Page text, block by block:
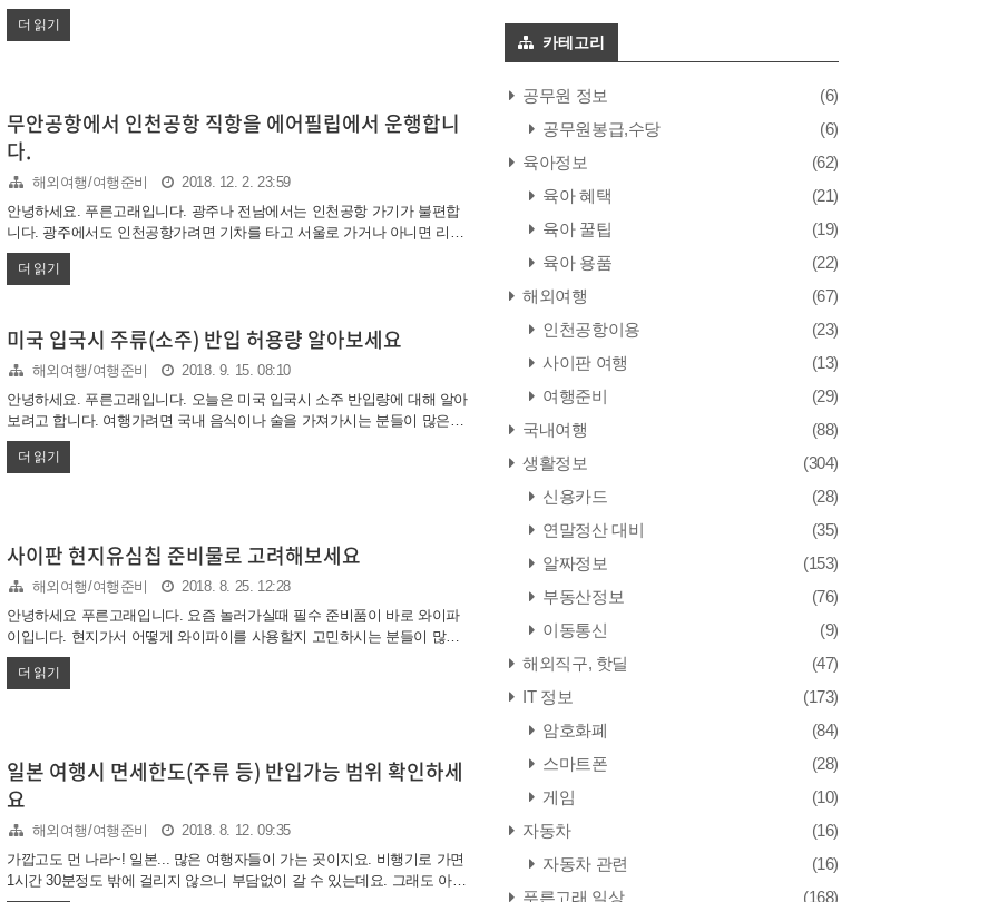
나라도 들어올때 가져올수 있는 물건과 수량이 정해져 있는데요. 외국도 마
찬가지 입니다. 그러니 어디가느냐에 따라 확실한 기준을 알고 가시는게 좋
외로 술을 가져갈수 있는 한도가 작네요. 술은 현지에서 사 드시는게 좋겠
습니다. ○ 담배 : 200개피 이하(1보루 이하) 가능, 전자담배 소지가능 ○ 술
또는 와인 : 2병이하 가능(2병을 더한 것이 1리터를 넘..
더 읽기
무안공항에서 인천공항 직항을 에어필립에서 운행합니
다.
해외여행/여행준비
2018. 12. 2. 23:59
안녕하세요. 푸른고래입니다. 광주나 전남에서는 인천공항 가기가 불편합
니다. 광주에서도 인천공항가려면 기차를 타고 서울로 가거나 아니면 리무
진 버스를 이용해야하는데요. 버스는 약 4시간, ktx를 타더라도 3시간은 이
동시간으로 써야 합니다. 그래서 비행기를 타고 싶어도 광주공항에서도 인
에 에어필립이라는 항공사에서 무안- 인천공항 직항편을 운행한다고 하네
항하는 저가 항공사인 것 같습니다. 비행기가 궁금해서 검색해보니 정말 소
형기를 운행합니다. 약 50명정도만 탈 수 있는 소형비행기라고 하네요. 사
업을 시작..
더 읽기
미국 입국시 주류(소주) 반입 허용량 알아보세요
해외여행/여행준비
2018. 9. 15. 08:10
안녕하세요. 푸른고래입니다. 오늘은 미국 입국시 소주 반입량에 대해 알아
보려고 합니다. 여행가려면 국내 음식이나 술을 가져가시는 분들이 많은데
요. 적당한 양을 알고 가져가시는게 좋겠습니다. 미국 주류 반입에 대해서
미국 세관에서 허용하는 술의 용량은 1인당 1리터입니다. 또 여행자가 반드
렵네요. 또 본토와 다른 지방이 다른 기준이 적용되기도 합니다. 사이판도
미국령이긴 하지만 다른 기준이 적용됩니다. 사이판은 북마리아나제도라고
불리는데요. 1.5 US 갤런이 허용된다고 하네요 그런데 1.5갤런..
더 읽기
사이판 현지유심칩 준비물로 고려해보세요
해외여행/여행준비
2018. 8. 25. 12:28
안녕하세요 푸른고래입니다. 요즘 놀러가실때 필수 준비품이 바로 와이파
이입니다. 현지가서 어떻게 와이파이를 사용할지 고민하시는 분들이 많은
데요. 사이판 여행에서도 마찬가지 입니다. 사이판에서도 와이파이를 쓰려
면 별도의 유심칩을 준비하시는게 좋은데요. 리조트에서 제공되는 공공무
를 통해서 공항에서 바로 수령도 가능하다고 하네요. 유심칩 구매시 주의할
점은 반드시 본인 기계와 호환이 되는지 확인하셔야 한다는 겁니다. 위 그
림처럼 사이즈가 다른 경우 어댑터 등을 이용하셔야 하구요. 또 나중에 칩
을 제거하기 ..
더 읽기
일본 여행시 면세한도(주류 등) 반입가능 범위 확인하세
요
해외여행/여행준비
2018. 8. 12. 09:35
가깝고도 먼 나라~! 일본... 많은 여행자들이 가는 곳이지요. 비행기로 가면
1시간 30분정도 밖에 걸리지 않으니 부담없이 갈 수 있는데요. 그래도 아직
카테고리
공무원 정보
(6)
공무원봉급,수당
(6)
육아정보
(62)
육아 혜택
(21)
육아 꿀팁
(19)
육아 용품
(22)
해외여행
(67)
인천공항이용
(23)
사이판 여행
(13)
여행준비
(29)
국내여행
(88)
생활정보
(304)
신용카드
(28)
연말정산 대비
(35)
알짜정보
(153)
부동산정보
(76)
이동통신
(9)
해외직구, 핫딜
(47)
IT 정보
(173)
암호화폐
(84)
스마트폰
(28)
게임
(10)
자동차
(16)
자동차 관련
(16)
푸른고래 일상
(168)